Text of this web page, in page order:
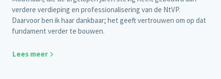
verdere verdieping en professionalisering van de NtVP.
Daarvoor ben ik haar dankbaar; het geeft vertrouwen om op dat
fundament verder te bouwen.
Lees meer